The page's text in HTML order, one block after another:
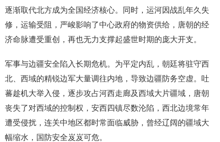
逐渐取代北方成为全国经济核心。同时，运河因战乱年久失
修，运输受阻，严峻影响了中心政府的物资供给，唐朝的经
济命脉遭受重创，再也无力支撑起盛世时期的庞大开支。
军事与边疆安全陷入长期危机。为平定内乱，朝廷将驻守西
北、西域的精锐边军大量调往内地，导致边疆防务空虚。吐
蕃趁机大举入侵，逐步攻占河西走廊及西域大片疆域，唐朝
丧失了对西域的控制权，安西四镇尽数沦陷，西北边境常年
遭受侵扰，连关中地区都时常面临威胁，曾经辽阔的疆域大
幅缩水，国防安全岌岌可危。